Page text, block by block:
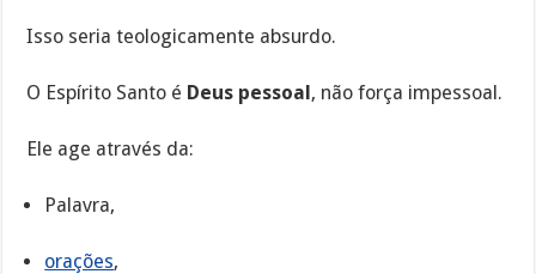
Isso seria teologicamente absurdo.
O Espírito Santo é Deus pessoal, não força impessoal.
Ele age através da:
Palavra,
orações,